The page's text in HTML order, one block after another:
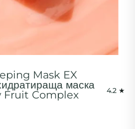
на заглавието на изображението
Mask EX
маска
Fruit Complex
4.2